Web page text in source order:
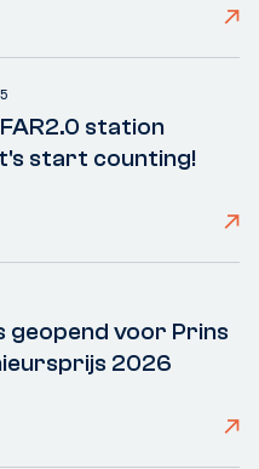
station
start counting!
geopend voor Prins
2026